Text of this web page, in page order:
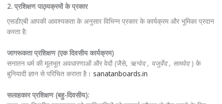
2. प्रशिक्षण पाठ्यक्रमों के प्रकार
एसडीएबी आपकी आवश्यकता के अनुसार विभिन्न प्रकार के कार्यक्रम और भूमिका प्रदान
करता है:
जागरूकता प्रशिक्षण (एक दिवसीय कार्यक्रम)
सनातन धर्म की मूलभूत अवधारणाओं और वेदों (जैसे, ऋग्वेद, यजुर्वेद, सामवेद) के
बुनियादी ज्ञान से परिचित कराता है। sanatanboards.in
सलाहकार प्रशिक्षण (बहु-दिवसीय):